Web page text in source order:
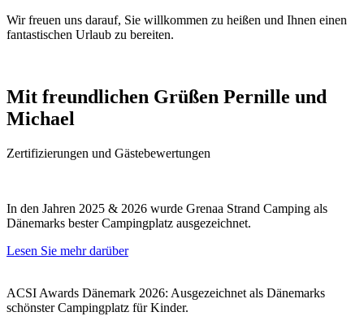
Wir freuen uns darauf, Sie willkommen zu heißen und Ihnen einen
fantastischen Urlaub zu bereiten.
Mit freundlichen Grüßen Pernille und
Michael
Zertifizierungen und Gästebewertungen
In den Jahren 2025 & 2026 wurde Grenaa Strand Camping als
Dänemarks bester Campingplatz ausgezeichnet.
Lesen Sie mehr darüber
ACSI Awards Dänemark 2026: Ausgezeichnet als Dänemarks
schönster Campingplatz für Kinder.